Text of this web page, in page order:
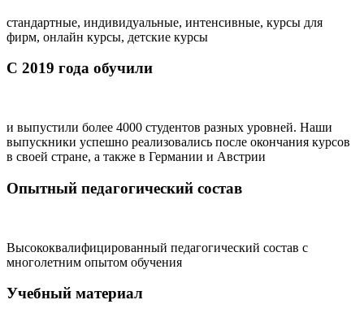
стандартные, индивидуальные, интенсивные, курсы для
фирм, онлайн курсы, детские курсы
С 2019 года обучили
и выпустили более 4000 студентов разных уровней. Наши
выпускники успешно реализовались после окончания курсов
в своей стране, а также в Германии и Австрии
Опытный педагогический состав
Высококвалифицированный педагогический состав с
многолетним опытом обучения
Учебный материал